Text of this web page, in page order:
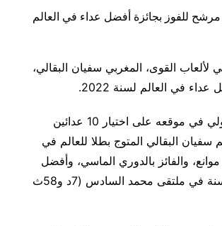
لألعاب القوى، المغربي سفيان البقالي،
في العالم لسنة 2022.
وأعلن الاتحاد الدولي في موقعه على اختيار 10 عدائين
سفيان البقالي المتوج بطلا للعالم في
متر موانع، والفائز بالدوري الماسي، وأفضل
توقيت عالمي للسنة في ملتقى محمد السادس (7د و58ث